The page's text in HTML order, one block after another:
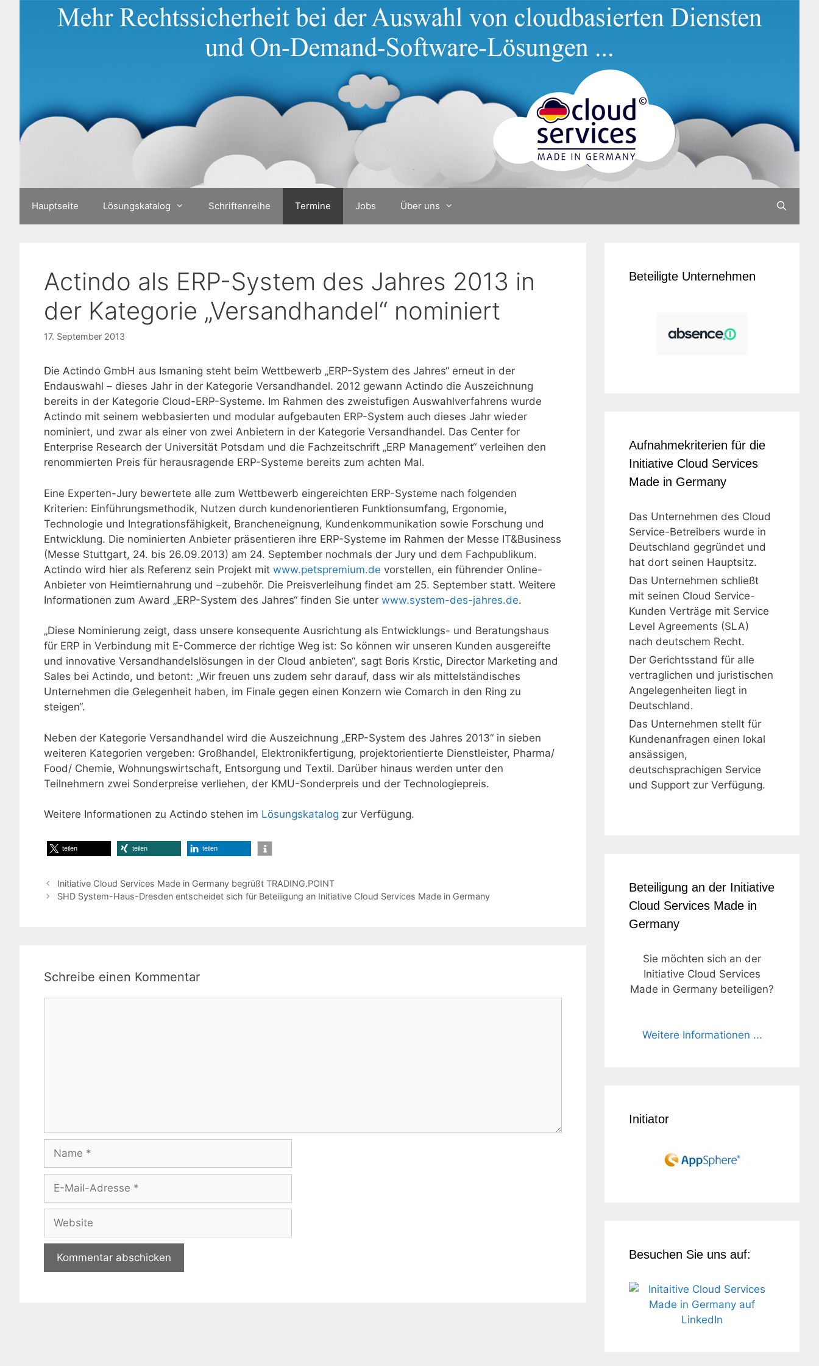
Hauptseite Lösungskatalog Schriftenreihe Termine Jobs Über uns
Actindo als ERP-System des Jahres 2013 in
der Kategorie „Versandhandel“ nominiert
17. September 2013
Die Actindo GmbH aus Ismaning steht beim Wettbewerb „ERP-System des Jahres“ erneut in der
Endauswahl – dieses Jahr in der Kategorie Versandhandel. 2012 gewann Actindo die Auszeichnung
bereits in der Kategorie Cloud-ERP-Systeme. Im Rahmen des zweistufigen Auswahlverfahrens wurde
Actindo mit seinem webbasierten und modular aufgebauten ERP-System auch dieses Jahr wieder
nominiert, und zwar als einer von zwei Anbietern in der Kategorie Versandhandel. Das Center for
Enterprise Research der Universität Potsdam und die Fachzeitschrift „ERP Management“ verleihen den
renommierten Preis für herausragende ERP-Systeme bereits zum achten Mal.
Eine Experten-Jury bewertete alle zum Wettbewerb eingereichten ERP-Systeme nach folgenden
Kriterien: Einführungsmethodik, Nutzen durch kundenorientieren Funktionsumfang, Ergonomie,
Technologie und Integrationsfähigkeit, Brancheneignung, Kundenkommunikation sowie Forschung und
Entwicklung. Die nominierten Anbieter präsentieren ihre ERP-Systeme im Rahmen der Messe IT&Business
(Messe Stuttgart, 24. bis 26.09.2013) am 24. September nochmals der Jury und dem Fachpublikum.
Actindo wird hier als Referenz sein Projekt mit www.petspremium.de vorstellen, ein führender Online-
Anbieter von Heimtiernahrung und –zubehör. Die Preisverleihung findet am 25. September statt. Weitere
Informationen zum Award „ERP-System des Jahres“ finden Sie unter www.system-des-jahres.de.
„Diese Nominierung zeigt, dass unsere konsequente Ausrichtung als Entwicklungs- und Beratungshaus
für ERP in Verbindung mit E-Commerce der richtige Weg ist: So können wir unseren Kunden ausgereifte
und innovative Versandhandelslösungen in der Cloud anbieten“, sagt Boris Krstic, Director Marketing and
Sales bei Actindo, und betont: „Wir freuen uns zudem sehr darauf, dass wir als mittelständisches
Unternehmen die Gelegenheit haben, im Finale gegen einen Konzern wie Comarch in den Ring zu
steigen“.
Neben der Kategorie Versandhandel wird die Auszeichnung „ERP-System des Jahres 2013“ in sieben
weiteren Kategorien vergeben: Großhandel, Elektronikfertigung, projektorientierte Dienstleister, Pharma/
Food/ Chemie, Wohnungswirtschaft, Entsorgung und Textil. Darüber hinaus werden unter den
Teilnehmern zwei Sonderpreise verliehen, der KMU-Sonderpreis und der Technologiepreis.
Weitere Informationen zu Actindo stehen im Lösungskatalog zur Verfügung.
teilen teilen teilen
Initiative Cloud Services Made in Germany begrüßt TRADING.POINT
SHD System-Haus-Dresden entscheidet sich für Beteiligung an Initiative Cloud Services Made in Germany
Schreibe einen Kommentar
Mail-
Adresse
Beteiligte Unternehmen
Aufnahmekriterien für die
Initiative Cloud Services
Made in Germany
Das Unternehmen des Cloud
Service-Betreibers wurde in
Deutschland gegründet und
hat dort seinen Hauptsitz.
Das Unternehmen schließt
mit seinen Cloud Service-
Kunden Verträge mit Service
Level Agreements (SLA)
nach deutschem Recht.
Der Gerichtsstand für alle
vertraglichen und juristischen
Angelegenheiten liegt in
Deutschland.
Das Unternehmen stellt für
Kundenanfragen einen lokal
ansässigen,
deutschsprachigen Service
und Support zur Verfügung.
Beteiligung an der Initiative
Cloud Services Made in
Germany
Sie möchten sich an der
Initiative Cloud Services
Made in Germany beteiligen?
Weitere Informationen ...
Initiator
Besuchen Sie uns auf: